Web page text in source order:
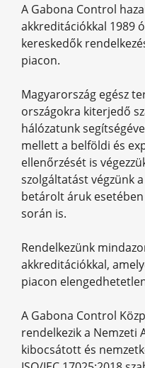
A Gabona Control
akkreditációkkal 1989
kereskedők
piacon.
Magyarország egész
országokra kiterjedő
hálózatunk
mellett a belföldi és
ellenőrzését is
szolgáltatást végzünk
betárolt áruk
során is.
Rendelkezünk
akkreditációkkal,
piacon
A Gabona Control
rendelkezik a Nemzeti
kibocsátott és